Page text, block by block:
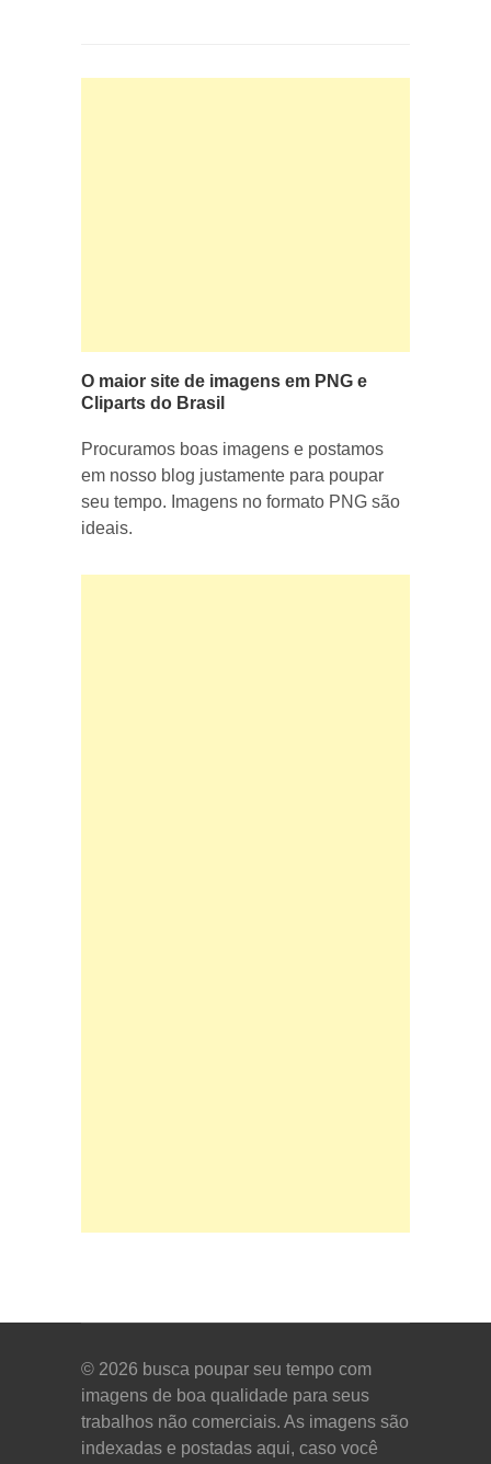
O maior site de imagens em PNG e
Cliparts do Brasil
Procuramos boas imagens e postamos
em nosso blog justamente para poupar
seu tempo. Imagens no formato PNG são
ideais.
© 2026 busca poupar seu tempo com
imagens de boa qualidade para seus
trabalhos não comerciais. As imagens são
indexadas e postadas aqui, caso você